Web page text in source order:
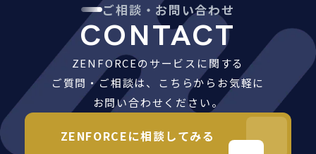
ご相談・お問い合わせ
CONTACT
ZENFORCEのサービスに関する
ご質問・ご相談は、こちらからお気軽に
お問い合わせください。
ZENFORCEに相談してみる